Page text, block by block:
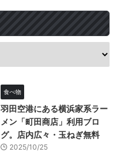
食べ物
羽田空港にある横浜家系ラー
メン「町田商店」利用ブロ
グ。店内広々・玉ねぎ無料
2025/10/25